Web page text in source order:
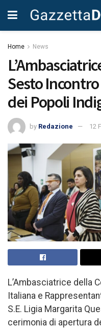
Home News
Sesto
dei Popoli
by Redazione 12
L’Ambasciatrice della
Italiana e
S.E. Ligia Margarita
cerimonia di apertura